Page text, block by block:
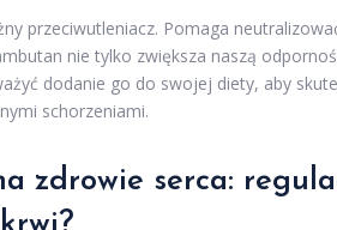
przeciwutleniacz. Pomaga
nie tylko zwiększa naszą
dodanie go do swojej diety, aby
schorzeniami.
zdrowie serca: